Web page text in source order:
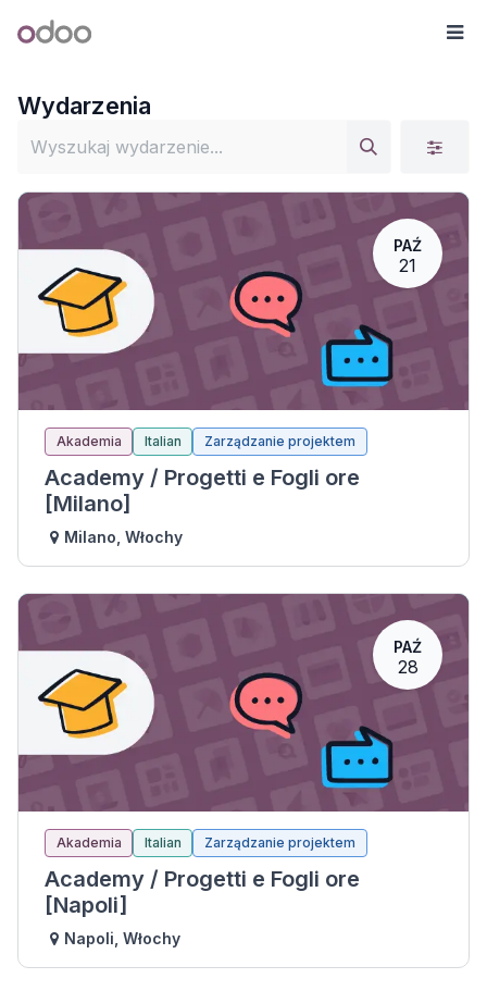
Odoo
Wydarzenia
PAŹ
21
Akademia Italian Zarządzanie projektem
Academy / Progetti e Fogli ore
[Milano]
Milano Włochy
PAŹ
28
Akademia Italian Zarządzanie projektem
Academy / Progetti e Fogli ore
[Napoli]
Napoli Włochy